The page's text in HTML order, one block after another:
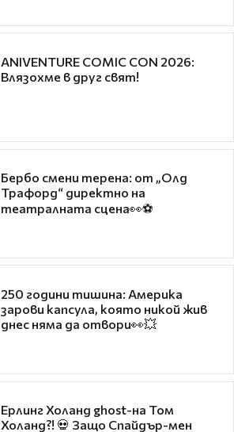
ANIVENTURE COMIC CON 2026:
Влязохме в друг свят!
Бербо смени терена: от „Олд
Трафорд“ директно на
театралната сцена👀⚽
250 години тишина: Америка
зарови капсула, която никой жив
днес няма да отвори👀💥
Ерлинг Холанд ghost-на Том
Холанд?! 💀 Защо Спайдър-мен